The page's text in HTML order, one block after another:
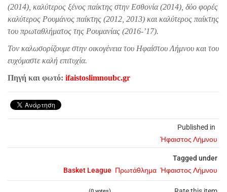
Published in
Ήφαιστος Λήμνου
Tagged under
Basket League Πρωτάθλημα Ήφαιστος Λήμνου
(2014), καλύτερος ξένος παίκτης στην Εσθονία (2014), δύο φορές
καλύτερος Ρουμάνος παίκτης (2012, 2013) και καλύτερος παίκτης
του πρωταθλήματος της Ρουμανίας (2016-’17).
Τον καλωσορίζουμε στην οικογένεια του Ηφαίστου Λήμνου και του
ευχόμαστε καλή επιτυχία.
Πηγή και φωτό: ifaistoslimnoubc.gr